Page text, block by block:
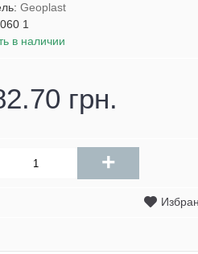
Geoplast
1
в наличии
грн.
+